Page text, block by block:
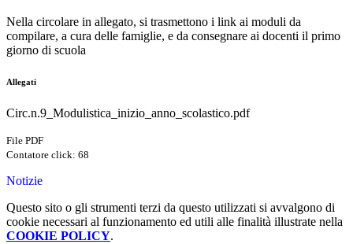
Nella circolare in allegato, si trasmettono i link ai moduli da
compilare, a cura delle famiglie, e da consegnare ai docenti il primo
giorno di scuola
Allegati
Circ.n.9_Modulistica_inizio_anno_scolastico.pdf
File PDF
Contatore click: 68
Notizie
Questo sito o gli strumenti terzi da questo utilizzati si avvalgono di
cookie necessari al funzionamento ed utili alle finalità illustrate nella
COOKIE POLICY.